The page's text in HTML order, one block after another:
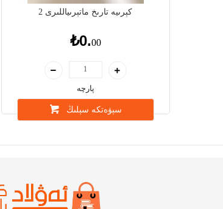
كېرىيە تارىخ ماتېرىياللىرى 2
₺0.00
پارچە
سېۋەتكە سېلىڭ